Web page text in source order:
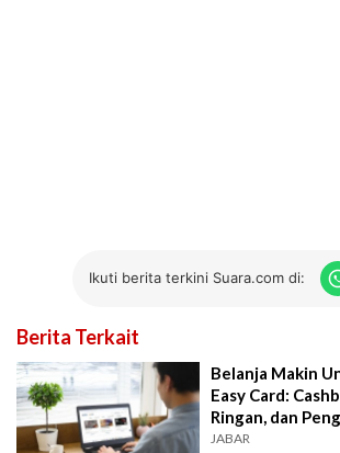
Ikuti berita terkini Suara.com di:
Berita Terkait
Belanja Makin
Easy Card:
Ringan, dan
JABAR